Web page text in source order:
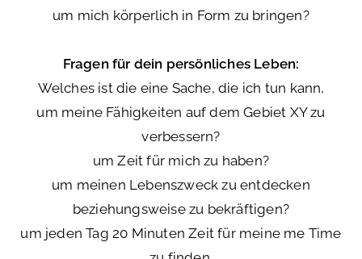
um mich körperlich in Form zu bringen?
Fragen für dein persönliches Leben:
Welches ist die eine Sache, die ich tun kann,
um meine Fähigkeiten auf dem Gebiet XY zu
verbessern?
um Zeit für mich zu haben?
um meinen Lebenszweck zu entdecken
beziehungsweise zu bekräftigen?
um jeden Tag 20 Minuten Zeit für meine me Time